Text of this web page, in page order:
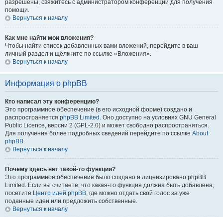
разрешены, свяжитесь с администратором конференции для получения
помощи.
Вернуться к началу
Как мне найти мои вложения?
Чтобы найти список добавленных вами вложений, перейдите в ваш
личный раздел и щёлкните по ссылке «Вложения».
Вернуться к началу
Информация о phpBB
Кто написал эту конференцию?
Это программное обеспечение (в его исходной форме) создано и
распространяется phpBB Limited . Оно доступно на условиях GNU General
Public Licence, версии 2 (GPL-2.0) и может свободно распространяться.
Для получения более подробных сведений перейдите по ссылке About
phpBB.
Вернуться к началу
Почему здесь нет такой-то функции?
Это программное обеспечение было создано и лицензировано phpBB
Limited. Если вы считаете, что какая-то функция должна быть добавлена,
посетите Центр идей phpBB, где можно отдать свой голос за уже
поданные идеи или предложить собственные.
Вернуться к началу